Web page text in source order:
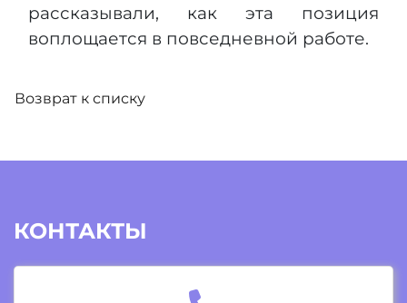
рассказывали, как эта позиция
воплощается в повседневной работе. ​
Возврат к списку
КОНТАКТЫ